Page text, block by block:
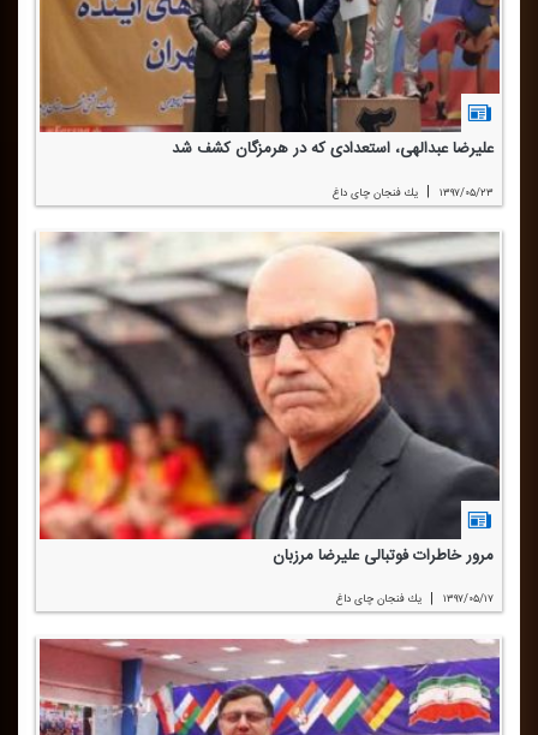
علیرضا عبدالهی، استعدادی كه در هرمزگان كشف شد
۱۳۹۷/۰۵/۲۳ | یك فنجان چای داغ
مرور خاطرات فوتبالی علیرضا مرزبان
۱۳۹۷/۰۵/۱۷ | یك فنجان چای داغ